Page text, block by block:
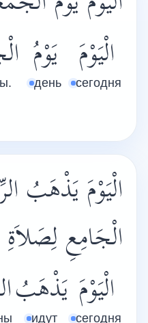
الْيَوْمَ
сегодня
يَوْمُ
день
الْيَوْمَ يَذْهَبُ
الْجَامِعِ
الْيَوْمَ
сегодня
يَذْهَبُ
идут